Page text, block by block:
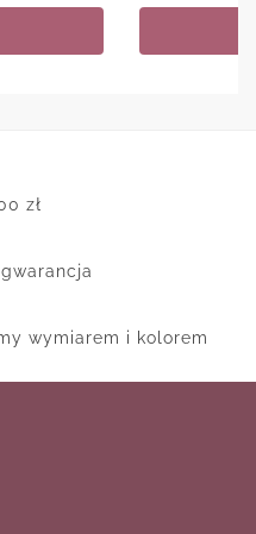
zł
wymiarem i kolorem